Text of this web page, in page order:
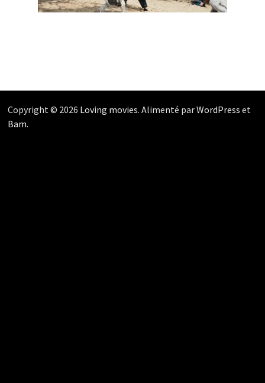
Copyright © 2026 Loving movies. Alimenté parWordPress et
Bam.